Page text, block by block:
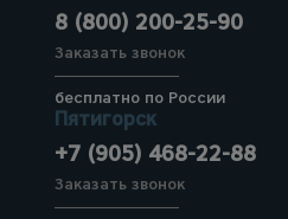
8 (800) 200-25-90
Заказать звонок
бесплатно по России
Пятигорск
+7 (905) 468-22-88
Заказать звонок